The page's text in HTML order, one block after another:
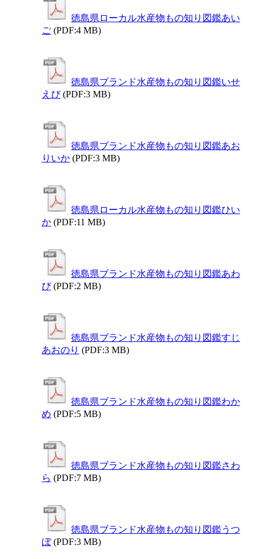
徳島県ローカル水産物もの知り図鑑あい
ご (PDF:4 MB)
徳島県ブランド水産物もの知り図鑑いせ
えび (PDF:3 MB)
徳島県ブランド水産物もの知り図鑑あお
りいか (PDF:3 MB)
徳島県ローカル水産物もの知り図鑑ひい
か (PDF:11 MB)
徳島県ブランド水産物もの知り図鑑あわ
び (PDF:2 MB)
徳島県ブランド水産物もの知り図鑑すじ
あおのり (PDF:3 MB)
徳島県ブランド水産物もの知り図鑑わか
め (PDF:5 MB)
徳島県ブランド水産物もの知り図鑑さわ
ら (PDF:7 MB)
徳島県ブランド水産物もの知り図鑑うつ
ぼ (PDF:3 MB)